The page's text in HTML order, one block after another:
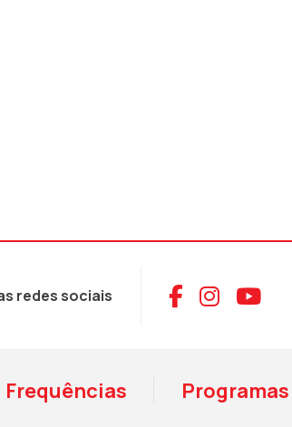
redes sociais Aceder
Frequências Programas